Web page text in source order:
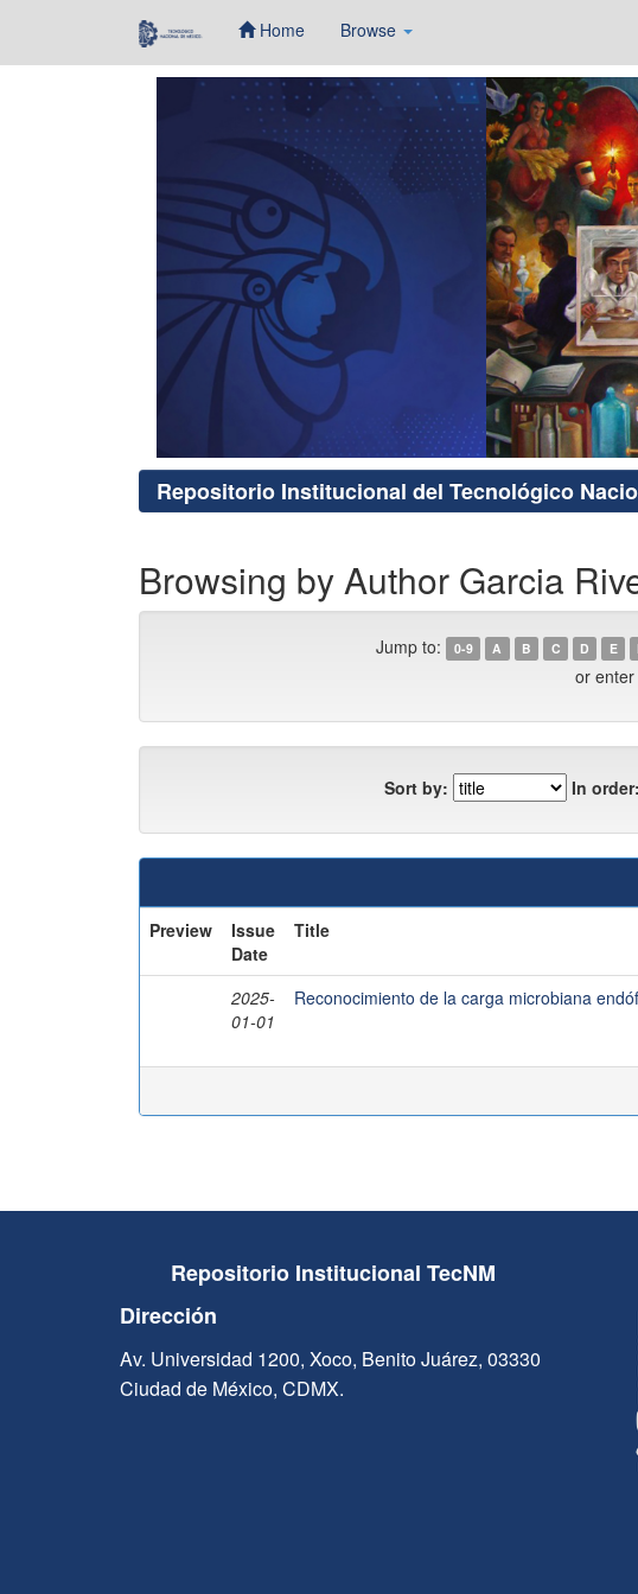
Home Browse
Repositorio Institucional del Tecnológico
Browsing by Author Garcia
Jump to: 0-9 A B C D E
or
Sort by: In order:
Preview
Issue
Date
Title
2025-
01-01
Reconocimiento de la carga microbiana
Repositorio Institucional TecNM
Dirección
Av. Universidad 1200, Xoco, Benito Juárez, 03330
Ciudad de México, CDMX.